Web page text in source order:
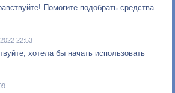
Помогите подобрать средства
22:53
хотела бы начать использовать